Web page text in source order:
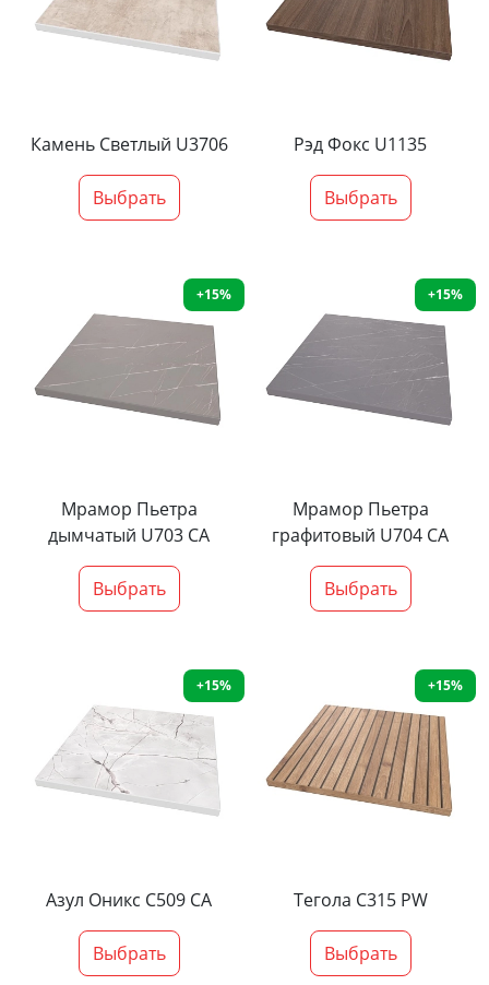
Камень Светлый U3706
Выбрать
Рэд Фокс U1135
Выбрать
+15%
Мрамор Пьетра
дымчатый U703 CA
Выбрать
+15%
Мрамор Пьетра
графитовый U704 CA
Выбрать
+15%
Азул Оникс С509 СА
Выбрать
+15%
Тегола С315 PW
Выбрать